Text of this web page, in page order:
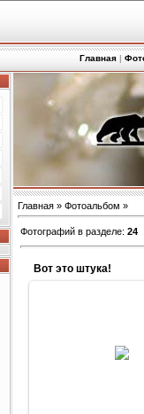
Главная |
Главная » Фотоальбом »
Фотографий в разделе: 24
Вот это штука!